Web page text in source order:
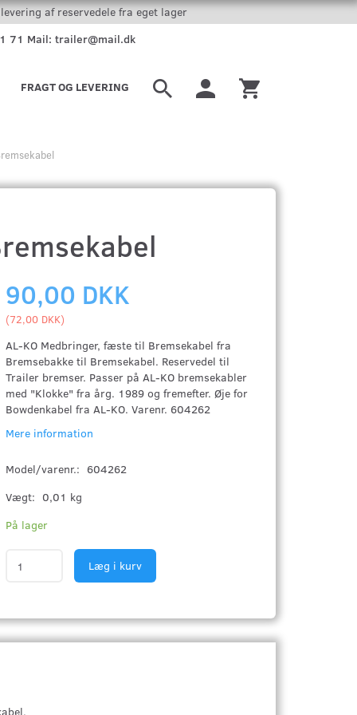
af reservedele fra eget lager
71 Mail: trailer@mail.dk
FRAGT OG LEVERING
90,00 DKK
(72,00 DKK)
AL-KO Medbringer, fæste til Bremsekabel fra
Bremsebakke til Bremsekabel. Reservedel til
Trailer bremser. Passer på AL-KO bremsekabler
med "Klokke" fra årg. 1989 og fremefter. Øje for
Bowdenkabel fra AL-KO. Varenr. 604262
Mere information
Model/varenr.: 604262
Vægt: 0,01 kg
På lager
Læg i kurv